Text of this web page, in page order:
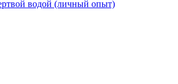
водой (личный опыт)